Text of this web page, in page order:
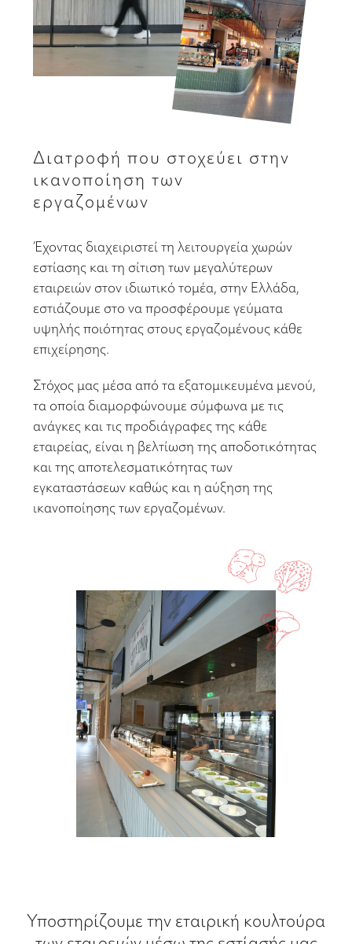
Διατροφή που στοχεύει στην
ικανοποίηση των
εργαζομένων
Έχοντας διαχειριστεί τη λειτουργεία χωρών
εστίασης και τη σίτιση των μεγαλύτερων
εταιρειών στον ιδιωτικό τομέα, στην Ελλάδα,
εστιάζουμε στο να προσφέρουμε γεύματα
υψηλής ποιότητας στους εργαζομένους κάθε
επιχείρησης.
Στόχος μας μέσα από τα εξατομικευμένα μενού,
τα οποία διαμορφώνουμε σύμφωνα με τις
ανάγκες και τις προδιάγραφες της κάθε
εταιρείας, είναι η βελτίωση της αποδοτικότητας
και της αποτελεσματικότητας των
εγκαταστάσεων καθώς και η αύξηση της
ικανοποίησης των εργαζομένων.
Υποστηρίζουμε την εταιρική κουλτούρα